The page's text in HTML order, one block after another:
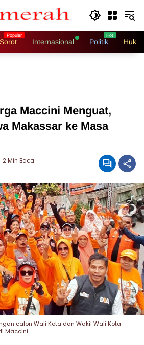
Sorot Internasional Politik
Maccini Menguat,
Makassar ke Masa
2 Min Baca
calon Wali Kota dan Wakil Wali Kota
Maccini